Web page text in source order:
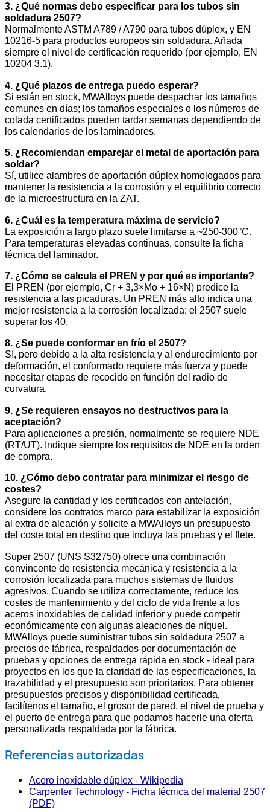
3. ¿Qué normas debo especificar para los tubos sin
soldadura 2507?
Normalmente ASTM A789 / A790 para tubos dúplex, y EN
10216-5 para productos europeos sin soldadura. Añada
siempre el nivel de certificación requerido (por ejemplo, EN
10204 3.1).
4. ¿Qué plazos de entrega puedo esperar?
Si están en stock, MWAlloys puede despachar los tamaños
comunes en días; los tamaños especiales o los números de
colada certificados pueden tardar semanas dependiendo de
los calendarios de los laminadores.
5. ¿Recomiendan emparejar el metal de aportación para
soldar?
Sí, utilice alambres de aportación dúplex homologados para
mantener la resistencia a la corrosión y el equilibrio correcto
de la microestructura en la ZAT.
6. ¿Cuál es la temperatura máxima de servicio?
La exposición a largo plazo suele limitarse a ~250-300°C.
Para temperaturas elevadas continuas, consulte la ficha
técnica del laminador.
7. ¿Cómo se calcula el PREN y por qué es importante?
El PREN (por ejemplo, Cr + 3,3×Mo + 16×N) predice la
resistencia a las picaduras. Un PREN más alto indica una
mejor resistencia a la corrosión localizada; el 2507 suele
superar los 40.
8. ¿Se puede conformar en frío el 2507?
Sí, pero debido a la alta resistencia y al endurecimiento por
deformación, el conformado requiere más fuerza y puede
necesitar etapas de recocido en función del radio de
curvatura.
9. ¿Se requieren ensayos no destructivos para la
aceptación?
Para aplicaciones a presión, normalmente se requiere NDE
(RT/UT). Indique siempre los requisitos de NDE en la orden
de compra.
10. ¿Cómo debo contratar para minimizar el riesgo de
costes?
Asegure la cantidad y los certificados con antelación,
considere los contratos marco para estabilizar la exposición
al extra de aleación y solicite a MWAlloys un presupuesto
del coste total en destino que incluya las pruebas y el flete.
Super 2507 (UNS S32750) ofrece una combinación
convincente de resistencia mecánica y resistencia a la
corrosión localizada para muchos sistemas de fluidos
agresivos. Cuando se utiliza correctamente, reduce los
costes de mantenimiento y del ciclo de vida frente a los
aceros inoxidables de calidad inferior y puede competir
económicamente con algunas aleaciones de níquel.
MWAlloys puede suministrar tubos sin soldadura 2507 a
precios de fábrica, respaldados por documentación de
pruebas y opciones de entrega rápida en stock - ideal para
proyectos en los que la claridad de las especificaciones, la
trazabilidad y el presupuesto son prioritarios. Para obtener
presupuestos precisos y disponibilidad certificada,
facilítenos el tamaño, el grosor de pared, el nivel de prueba y
el puerto de entrega para que podamos hacerle una oferta
personalizada respaldada por la fábrica.
Referencias autorizadas
Acero inoxidable dúplex - Wikipedia
Carpenter Technology - Ficha técnica del material 2507
(PDF)